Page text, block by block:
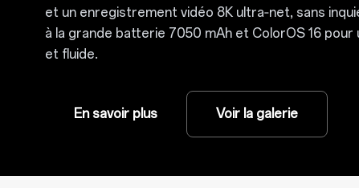
et un enregistrement vidéo 8K ultra‑net, sans
à la grande batterie 7050 mAh et ColorOS 16
et fluide.
En savoir plus Voir la galerie